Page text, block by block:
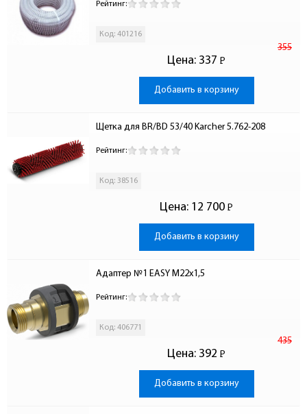
Рейтинг:
Код: 401216
Цена:
355
337 Р
-
Добавить в корзину
Щетка для BR/BD 53/40 Karcher 5.762-208
Рейтинг:
Код: 38516
Цена: 12 700 Р
-
Добавить в корзину
Адаптер №1 EASY М22х1,5
Рейтинг:
Код: 406771
Цена:
435
392 Р
-
Добавить в корзину